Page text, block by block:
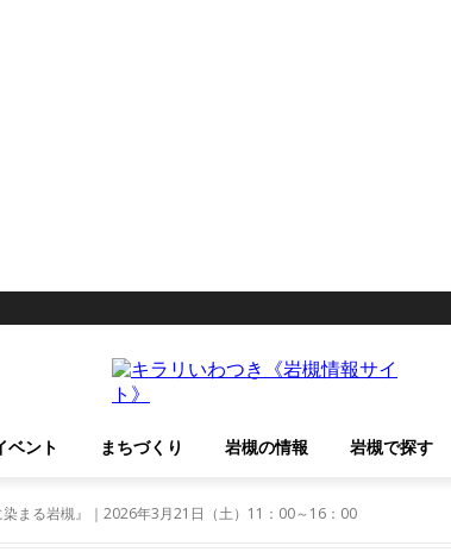
ベント まちづくり 岩槻の情報 岩槻で探す
まる岩槻』｜2026年3月21日（土）11：00～16：00